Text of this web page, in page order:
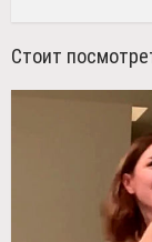
Стоит